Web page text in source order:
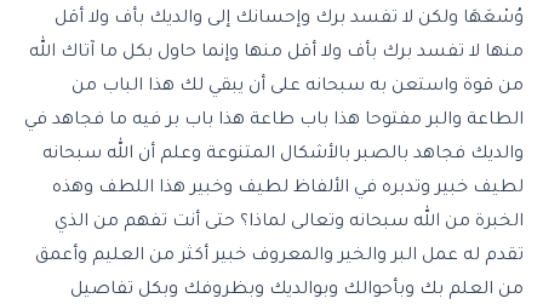
وُسْعَهَا ولكن لا تفسد برك وإحسانك إلى والديك بأف ولا أقل
منها لا تفسد برك بأف ولا أقل منها وإنما حاول بكل ما آتاك الله
من قوة واستعن به سبحانه على أن يبقي لك هذا الباب من
الطاعة والبر مفتوحا هذا باب طاعة هذا باب بر فيه ما فجاهد في
والديك فجاهد بالصبر بالأشكال المتنوعة وعلم أن الله سبحانه
لطيف خبير وتدبره في الألفاظ لطيف وخبير هذا اللطف وهذه
الخبرة من الله سبحانه وتعالى لماذا؟ حتى أنت تفهم من الذي
تقدم له عمل البر والخير والمعروف خبير أكثر من العليم وأعمق
من العلم بك وبأحوالك وبوالديك وبظروفك وبكل تفاصيل